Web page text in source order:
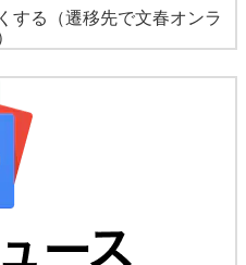
する
（遷移先で文春オンラ